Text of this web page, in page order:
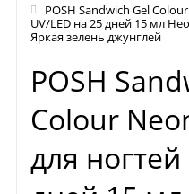
POSH Sandwich Gel
UV/LED на 25 дней 15 мл
Яркая зелень джунглей
POSH
Colour
для